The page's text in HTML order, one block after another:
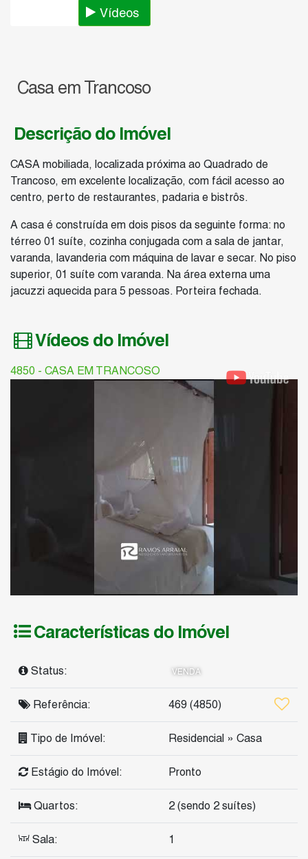
Vídeos
Casa em Trancoso
Descrição do Imóvel
CASA mobiliada, localizada próxima ao Quadrado de
Trancoso, em excelente localização, com fácil acesso ao
centro, perto de restaurantes, padaria e bistrôs.
A casa é construída em dois pisos da seguinte forma: no
térreo 01 suíte, cozinha conjugada com a sala de jantar,
varanda, lavanderia com máquina de lavar e secar. No piso
superior, 01 suíte com varanda. Na área externa uma
jacuzzi aquecida para 5 pessoas. Porteira fechada.
Vídeos do Imóvel
4850 - CASA EM TRANCOSO
Características do Imóvel
Status: VENDA
Referência: 469 (4850)
Tipo de Imóvel: Residencial » Casa
Estágio do Imóvel: Pronto
Quartos: 2 (sendo 2 suítes)
Sala: 1